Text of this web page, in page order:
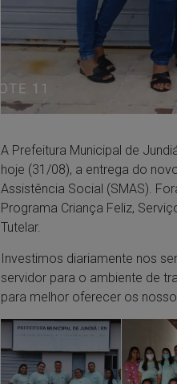
A Prefeitura Municipal de
hoje (31/08), a entrega do
Assistência Social (SMAS).
Programa Criança Feliz,
Tutelar.
Investimos diariamente nos
servidor para o ambiente de
para melhor oferecer os